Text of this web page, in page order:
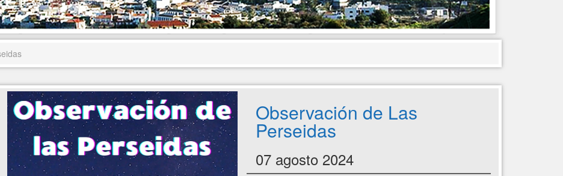
Observación de Las
Perseidas
07 agosto 2024